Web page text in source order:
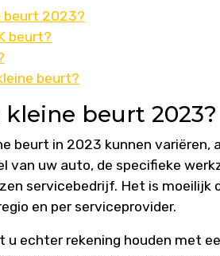
beurt 2023?
beurt?
beurt?
beurt 2023?
beurt in 2023 kunnen
van uw auto, de specifieke
servicebedrijf. Het is
en per serviceprovider.
u echter rekening houden met